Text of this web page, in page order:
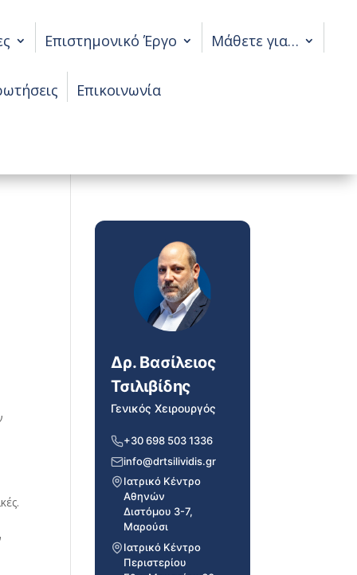
Επιστημονικό Έργο Μάθετε για…
Επικοινωνία
Δρ. Βασίλειος
Τσιλιβίδης
Γενικός Χειρουργός
+30 698 503 1336
info@drtsilividis.gr
Ιατρικό Κέντρο
Αθηνών
Διστόμου 3-7,
Μαρούσι
Ιατρικό Κέντρο
Περιστερίου